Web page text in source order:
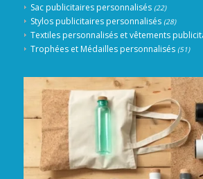
Sac publicitaires personnalisés (22)
Stylos publicitaires personnalisés (28)
Textiles personnalisés et vêtements
Trophées et Médailles personnalisés (51)